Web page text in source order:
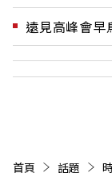
遠見高峰會早
首頁 話題